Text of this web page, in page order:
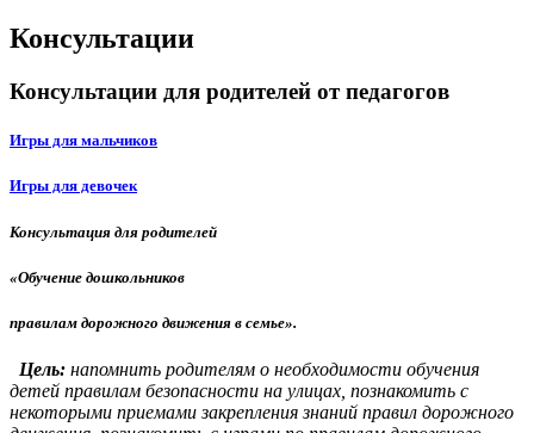
Консультации
Консультации для родителей от педагогов
Игры для мальчиков
Игры для девочек
Консультация для родителей
«Обучение дошкольников
правилам дорожного движения в семье».
Цель: напомнить родителям о необходимости обучения
детей правилам безопасности на улицах, познакомить с
некоторыми приемами закрепления знаний правил дорожного